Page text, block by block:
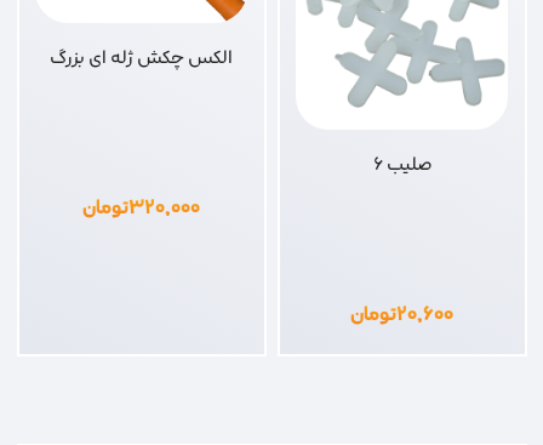
صلیب 6
۲۰,۶۰۰تومان
الکس چکش ژله ای بزرگ
۳۲۰,۰۰۰تومان